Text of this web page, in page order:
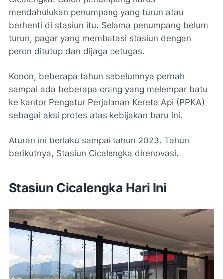
mendahulukan penumpang yang turun atau
berhenti di stasiun itu. Selama penumpang belum
turun, pagar yang membatasi stasiun dengan
peron ditutup dan dijaga petugas.
Konon, beberapa tahun sebelumnya pernah
sampai ada beberapa orang yang melempar batu
ke kantor Pengatur Perjalanan Kereta Api (PPKA)
sebagai aksi protes atas kebijakan baru ini.
Aturan ini berlaku sampai tahun 2023. Tahun
berikutnya, Stasiun Cicalengka direnovasi.
Stasiun Cicalengka Hari Ini